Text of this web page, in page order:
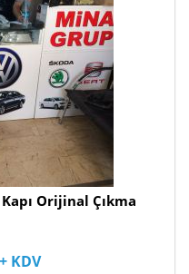
Orijinal Çıkma
KDV